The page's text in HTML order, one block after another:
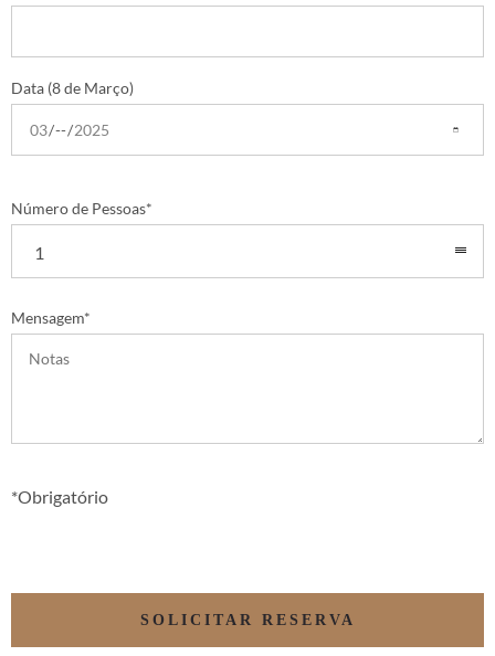
Data (8 de Março)
Número de Pessoas*
1
Mensagem*
*Obrigatório